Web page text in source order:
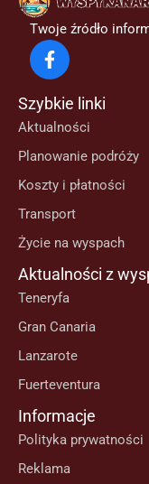
Twoje źródło
Szybkie linki
Aktualności
Planowanie podróży
Koszty i płatności
Transport
Życie na wyspach
Aktualności z
Teneryfa
Gran Canaria
Lanzarote
Fuerteventura
Informacje
Polityka prywatności
Reklama